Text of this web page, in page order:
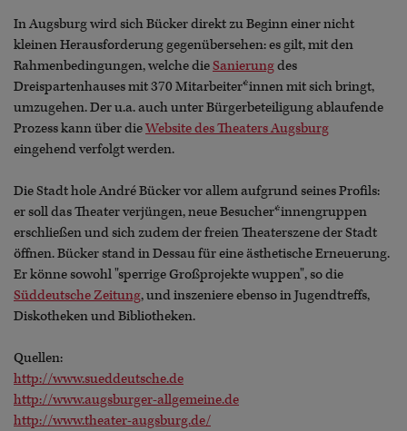
In Augsburg wird sich Bücker direkt zu Beginn einer nicht
kleinen Herausforderung gegenübersehen: es gilt, mit den
Rahmenbedingungen, welche dieSanierungdes
Dreispartenhauses mit 370 Mitarbeiter*innen mit sich bringt,
umzugehen. Der u.a. auch unter Bürgerbeteiligung ablaufende
Prozess kann über dieWebsite des Theaters Augsburg
eingehend verfolgt werden.
Die Stadt hole André Bücker vor allem aufgrund seines Profils:
er soll das Theater verjüngen, neue Besucher*innengruppen
erschließen und sich zudem der freien Theaterszene der Stadt
öffnen. Bücker stand in Dessau für eine ästhetische Erneuerung.
Er könne sowohl "sperrige Großprojekte wuppen", so die
Süddeutsche Zeitung, und inszeniere ebenso in Jugendtreffs,
Diskotheken und Bibliotheken.
Quellen:
http://www.sueddeutsche.de
http://www.augsburger-allgemeine.de
http://www.theater-augsburg.de/